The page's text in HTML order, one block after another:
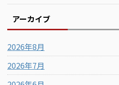
アーカイブ
2026年8月
2026年7月